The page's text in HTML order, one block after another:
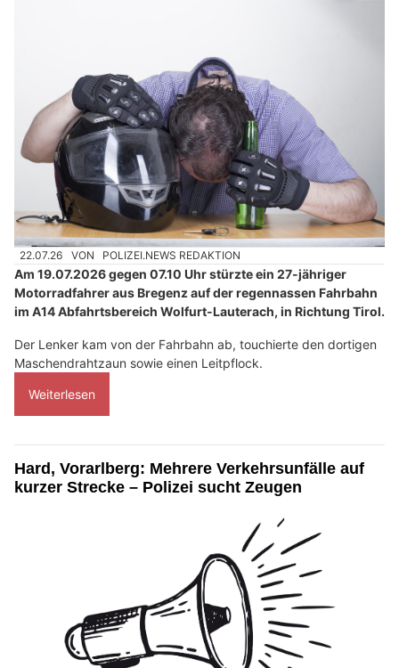
22.07.26 VON POLIZEI.NEWS REDAKTION
Am 19.07.2026 gegen 07.10 Uhr stürzte ein 27-jähriger
Motorradfahrer aus Bregenz auf der regennassen Fahrbahn
im A14 Abfahrtsbereich Wolfurt-Lauterach, in Richtung Tirol.
Der Lenker kam von der Fahrbahn ab, touchierte den dortigen
Maschendrahtzaun sowie einen Leitpflock.
Weiterlesen
Hard, Vorarlberg: Mehrere Verkehrsunfälle auf
kurzer Strecke – Polizei sucht Zeugen